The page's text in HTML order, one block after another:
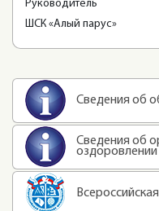
Руководитель
ШСК «Алый
Сведения об
Сведения об
оздоровлении